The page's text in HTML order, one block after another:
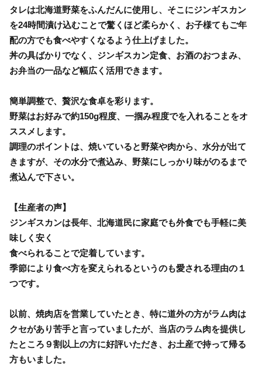
タレは北海道野菜をふんだんに使用し、そこにジンギスカン
を24時間漬け込むことで驚くほど柔らかく、お子様てもご年
配の方でも食べやすくなるよう仕上げました。
丼の具ばかりでなく、ジンギスカン定食、お酒のおつまみ、
お弁当の一品など幅広く活用できます。
簡単調整で、贅沢な食卓を彩ります。
野菜はお好みで約150g程度、一掴み程度でを入れることをオ
ススメします。
調理のポイントは、焼いていると野菜や肉から、水分が出て
きますが、その水分で煮込み、野菜にしっかり味がのるまで
煮込んで下さい。
【生産者の声】
ジンギスカンは長年、北海道民に家庭でも外食でも手軽に美
味しく安く
食べられることで定着しています。
季節により食べ方を変えられるというのも愛される理由の１
つです。
以前、焼肉店を営業していたとき、特に道外の方がラム肉は
クセがあり苦手と言っていましたが、当店のラム肉を提供し
たところ９割以上の方に好評いただき、お土産で持って帰る
方もいました。